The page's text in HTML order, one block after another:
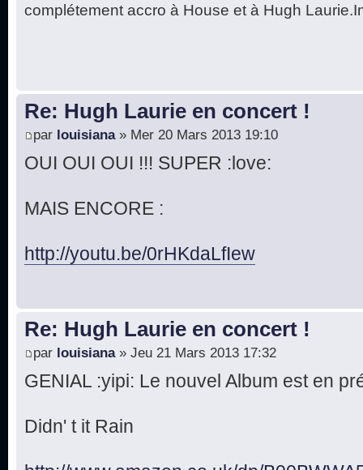
complétement accro à House et à Hugh Laurie.
Re: Hugh Laurie en concert !
par louisiana» Mer 20 Mars 2013 19:10
OUI OUI OUI !!! SUPER :love:
MAIS ENCORE :
http://youtu.be/0rHKdaLfIew
Re: Hugh Laurie en concert !
par louisiana» Jeu 21 Mars 2013 17:32
GENIAL :yipi: Le nouvel Album est en
Didn' t it Rain